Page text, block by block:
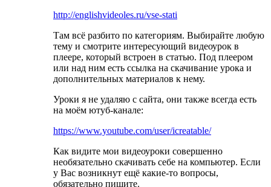
http://englishvideoles.ru/vse-stati
Там всё разбито по категориям. Выбирайте любую
тему и смотрите интересующий видеоурок в
плеере, который встроен в статью. Под плеером
или над ним есть ссылка на скачивание урока и
дополнительных материалов к нему.
Уроки я не удаляю с сайта, они также всегда есть
на моём ютуб-канале:
https://www.youtube.com/user/icreatable/
Как видите мои видеоуроки совершенно
необязательно скачивать себе на компьютер. Если
у Вас возникнут ещё какие-то вопросы,
обязательно пишите.